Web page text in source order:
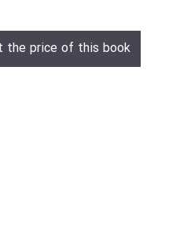
the price of this book